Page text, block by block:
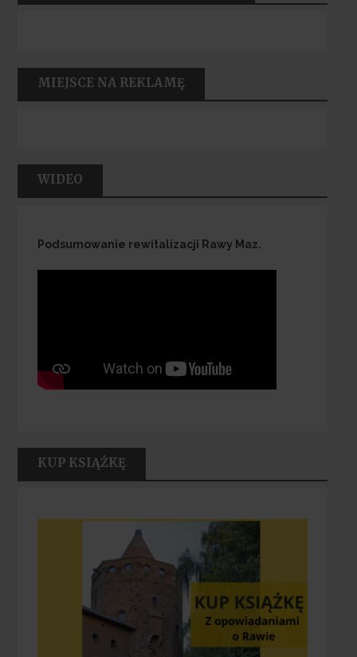
MIEJSCE NA REKLAMĘ
WIDEO
Podsumowanie rewitalizacji Rawy Maz.
KUP KSIĄŻKĘ